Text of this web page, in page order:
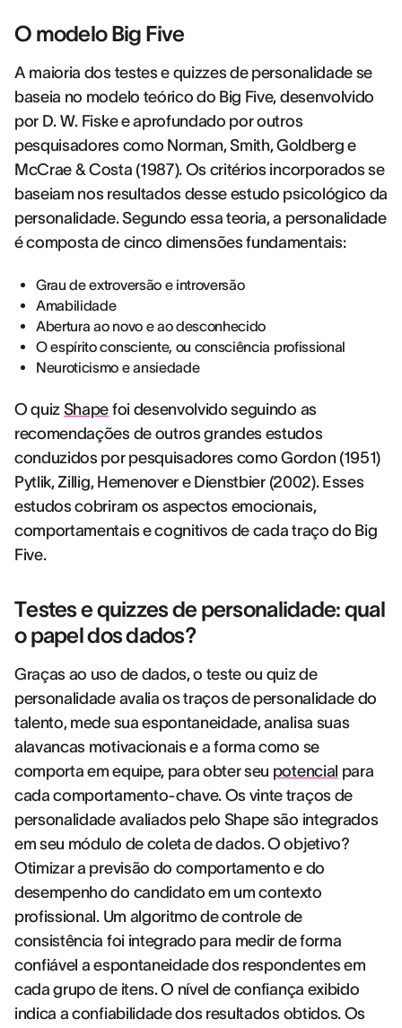
O modelo Big Five
A maioria dos testes e quizzes de personalidade se
baseia no modelo teórico do Big Five, desenvolvido
por D. W. Fiske e aprofundado por outros
pesquisadores como Norman, Smith, Goldberg e
McCrae & Costa (1987). Os critérios incorporados se
baseiam nos resultados desse estudo psicológico da
personalidade. Segundo essa teoria, a personalidade
é composta de cinco dimensões fundamentais:
Grau de extroversão e introversão
Amabilidade
Abertura ao novo e ao desconhecido
O espírito consciente, ou consciência profissional
Neuroticismo e ansiedade
O quiz Shape foi desenvolvido seguindo as
recomendações de outros grandes estudos
conduzidos por pesquisadores como Gordon (1951)
Pytlik, Zillig, Hemenover e Dienstbier (2002). Esses
estudos cobriram os aspectos emocionais,
comportamentais e cognitivos de cada traço do Big
Five.
Testes e quizzes de personalidade: qual
o papel dos dados?
Graças ao uso de dados, o teste ou quiz de
personalidade avalia os traços de personalidade do
talento, mede sua espontaneidade, analisa suas
alavancas motivacionais e a forma como se
comporta em equipe, para obter seu potencial para
cada comportamento-chave. Os vinte traços de
personalidade avaliados pelo Shape são integrados
em seu módulo de coleta de dados. O objetivo?
Otimizar a previsão do comportamento e do
desempenho do candidato em um contexto
profissional. Um algoritmo de controle de
consistência foi integrado para medir de forma
confiável a espontaneidade dos respondentes em
cada grupo de itens. O nível de confiança exibido
indica a confiabilidade dos resultados obtidos. Os